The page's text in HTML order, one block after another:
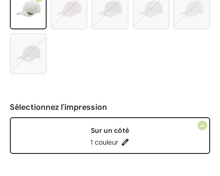
Sélectionnez l'impression
Sur un côté
1 couleur